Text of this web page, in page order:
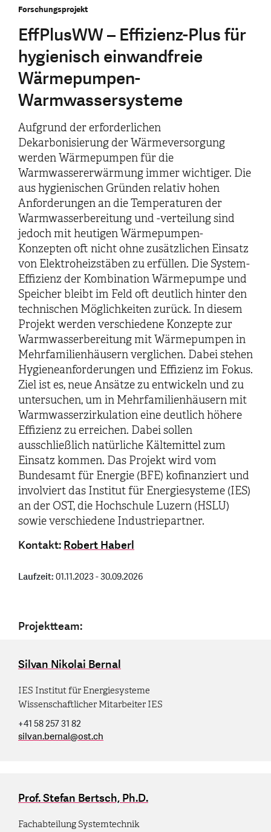
Forschungsprojekt
EffPlusWW – Effizienz-Plus für
hygienisch einwandfreie
Wärmepumpen-
Warmwassersysteme
Aufgrund der erforderlichen
Dekarbonisierung der Wärmeversorgung
werden Wärmepumpen für die
Warmwassererwärmung immer wichtiger. Die
aus hygienischen Gründen relativ hohen
Anforderungen an die Temperaturen der
Warmwasserbereitung und -verteilung sind
jedoch mit heutigen Wärmepumpen-
Konzepten oft nicht ohne zusätzlichen Einsatz
von Elektroheizstäben zu erfüllen. Die System-
Effizienz der Kombination Wärmepumpe und
Speicher bleibt im Feld oft deutlich hinter den
technischen Möglichkeiten zurück. In diesem
Projekt werden verschiedene Konzepte zur
Warmwasserbereitung mit Wärmepumpen in
Mehrfamilienhäusern verglichen. Dabei stehen
Hygieneanforderungen und Effizienz im Fokus.
Ziel ist es, neue Ansätze zu entwickeln und zu
untersuchen, um in Mehrfamilienhäusern mit
Warmwasserzirkulation eine deutlich höhere
Effizienz zu erreichen. Dabei sollen
ausschließlich natürliche Kältemittel zum
Einsatz kommen. Das Projekt wird vom
Bundesamt für Energie (BFE) kofinanziert und
involviert das Institut für Energiesysteme (IES)
an der OST, die Hochschule Luzern (HSLU)
sowie verschiedene Industriepartner.
Kontakt:Robert Haberl
Laufzeit:01.11.2023 - 30.09.2026
Projektteam:
Silvan Nikolai Bernal
IES Institut für Energiesysteme
Wissenschaftlicher Mitarbeiter IES
+41 58 257 31 82
silvan.bernal@ost.ch
Prof. Stefan Bertsch, Ph.D.
Fachabteilung Systemtechnik